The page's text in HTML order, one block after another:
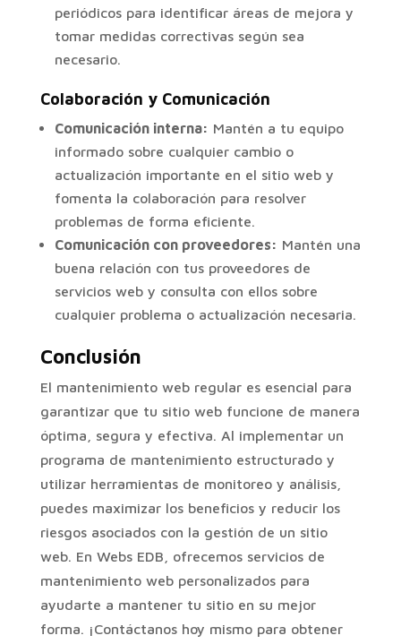
periódicos para identificar áreas de mejora y
tomar medidas correctivas según sea
necesario.
Colaboración y Comunicación
Comunicación interna: Mantén a tu equipo
informado sobre cualquier cambio o
actualización importante en el sitio web y
fomenta la colaboración para resolver
problemas de forma eficiente.
Comunicación con proveedores: Mantén una
buena relación con tus proveedores de
servicios web y consulta con ellos sobre
cualquier problema o actualización necesaria.
Conclusión
El mantenimiento web regular es esencial para
garantizar que tu sitio web funcione de manera
óptima, segura y efectiva. Al implementar un
programa de mantenimiento estructurado y
utilizar herramientas de monitoreo y análisis,
puedes maximizar los beneficios y reducir los
riesgos asociados con la gestión de un sitio
web. En Webs EDB, ofrecemos servicios de
mantenimiento web personalizados para
ayudarte a mantener tu sitio en su mejor
forma. ¡Contáctanos hoy mismo para obtener